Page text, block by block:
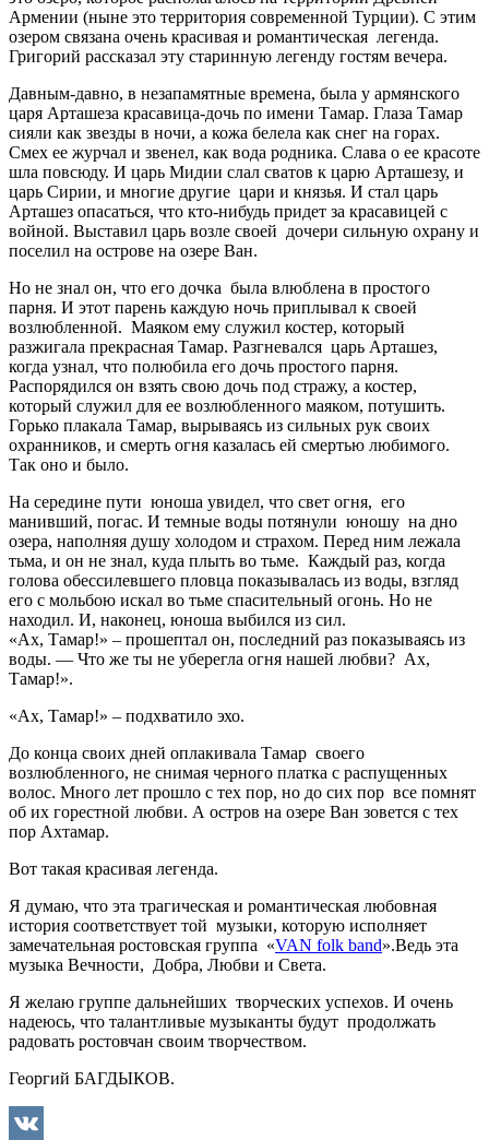
Армении (ныне это территория современной Турции). С этим
озером связана очень красивая и романтическая легенда.
Григорий рассказал эту старинную легенду гостям вечера.
Давным-давно, в незапамятные времена, была у армянского
царя Арташеза красавица-дочь по имени Тамар. Глаза Тамар
сияли как звезды в ночи, а кожа белела как снег на горах.
Смех ее журчал и звенел, как вода родника. Слава о ее красоте
шла повсюду. И царь Мидии слал сватов к царю Арташезу, и
царь Сирии, и многие другие цари и князья. И стал царь
Арташез опасаться, что кто-нибудь придет за красавицей с
войной. Выставил царь возле своей дочери сильную охрану и
поселил на острове на озере Ван.
Но не знал он, что его дочка была влюблена в простого
парня. И этот парень каждую ночь приплывал к своей
возлюбленной. Маяком ему служил костер, который
разжигала прекрасная Тамар. Разгневался царь Арташез,
когда узнал, что полюбила его дочь простого парня.
Распорядился он взять свою дочь под стражу, а костер,
который служил для ее возлюбленного маяком, потушить.
Горько плакала Тамар, вырываясь из сильных рук своих
охранников, и смерть огня казалась ей смертью любимого.
Так оно и было.
На середине пути юноша увидел, что свет огня, его
манивший, погас. И темные воды потянули юношу на дно
озера, наполняя душу холодом и страхом. Перед ним лежала
тьма, и он не знал, куда плыть во тьме. Каждый раз, когда
голова обессилевшего пловца показывалась из воды, взгляд
его с мольбою искал во тьме спасительный огонь. Но не
находил. И, наконец, юноша выбился из сил.
«Ах, Тамар!» – прошептал он, последний раз показываясь из
воды. — Что же ты не уберегла огня нашей любви? Ах,
Тамар!».
«Ах, Тамар!» – подхватило эхо.
До конца своих дней оплакивала Тамар своего
возлюбленного, не снимая черного платка с распущенных
волос. Много лет прошло с тех пор, но до сих пор все помнят
об их горестной любви. А остров на озере Ван зовется с тех
пор Ахтамар.
Вот такая красивая легенда.
Я думаю, что эта трагическая и романтическая любовная
история соответствует той музыки, которую исполняет
замечательная ростовская группа «VAN folk band».Ведь эта
музыка Вечности, Добра, Любви и Света.
Я желаю группе дальнейших творческих успехов. И очень
надеюсь, что талантливые музыканты будут продолжать
радовать ростовчан своим творчеством.
Георгий БАГДЫКОВ.